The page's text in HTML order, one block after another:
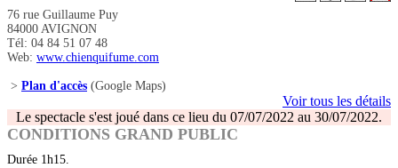
76 rue Guillaume Puy
84000 AVIGNON
Tél: 04 84 51 07 48
Web: www.chienquifume.com
> Plan d'accès (Google Maps)
Voir tous les détails
Le spectacle s'est joué dans ce lieu du 07/07/2022 au 30/07/2022.
CONDITIONS GRAND PUBLIC
Durée 1h15.